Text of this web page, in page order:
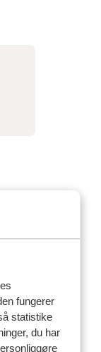
fungerer
statistike
du har